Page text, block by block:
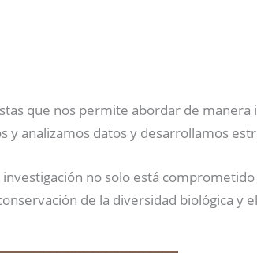
que nos permite abordar de
y analizamos datos y desarrollamos
no solo está
de la diversidad biológica y